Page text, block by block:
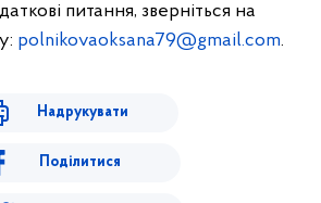
питання, зверніться на
polnikovaoksana79@gmail.com.
Надрукувати
Поділитися